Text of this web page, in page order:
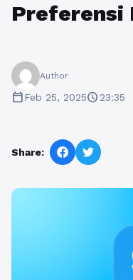
Preferensi
Author
calendar_todayFeb 25, 2025schedule23:35
Share: